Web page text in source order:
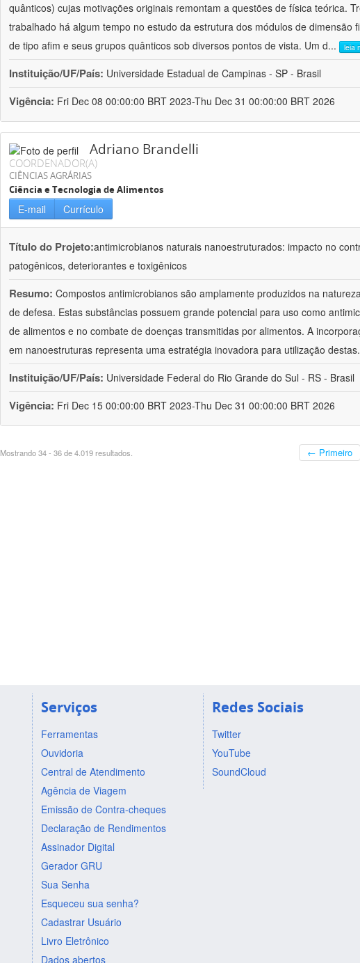
quânticos) cujas motivações originais remontam a questões de física teórica.
trabalhado há algum tempo no estudo da estrutura dos módulos de dimensão
de tipo afim e seus grupos quânticos sob diversos pontos de vista. Um d... leia
Instituição/UF/País: Universidade Estadual de Campinas - SP - Brasil
Vigência: Fri Dec 08 00:00:00 BRT 2023-Thu Dec 31 00:00:00 BRT 2026
Adriano Brandelli
COORDENADOR(A)
CIÊNCIAS AGRÁRIAS
Ciência e Tecnologia de Alimentos
E-mail Currículo
Título do Projeto:antimicrobianos naturais nanoestruturados: impacto no
patogênicos, deteriorantes e toxigênicos
Resumo: Compostos antimicrobianos são amplamente produzidos na
de defesa. Estas substâncias possuem grande potencial para uso como
de alimentos e no combate de doenças transmitidas por alimentos. A
em nanoestruturas representa uma estratégia inovadora para utilização destas
Instituição/UF/País: Universidade Federal do Rio Grande do Sul - RS - Brasil
Vigência: Fri Dec 15 00:00:00 BRT 2023-Thu Dec 31 00:00:00 BRT 2026
Mostrando 34 - 36 de 4.019 resultados. ← Primeiro
Serviços
Ferramentas
Ouvidoria
Central de Atendimento
Agência de Viagem
Emissão de Contra-cheques
Declaração de Rendimentos
Assinador Digital
Gerador GRU
Sua Senha
Esqueceu sua senha?
Cadastrar Usuário
Livro Eletrônico
Dados abertos
Redes Sociais
Twitter
YouTube
SoundCloud